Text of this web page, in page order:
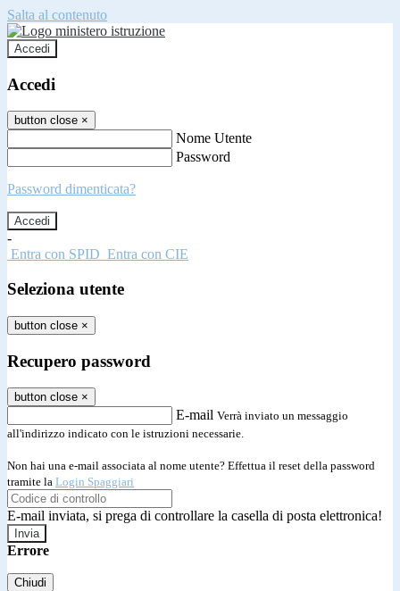
Salta al contenuto
Accedi
Accedi
button close ×
Nome Utente
Password
Password dimenticata?
-
Entra con SPID Entra con CIE
Seleziona utente
button close ×
Recupero password
button close ×
E-mail Verrà inviato un messaggio
all'indirizzo indicato con le istruzioni necessarie.
Non hai una e-mail associata al nome utente? Effettua il reset della password
tramite la Login Spaggiari
E-mail inviata, si prega di controllare la casella di posta elettronica!
Errore
Chiudi